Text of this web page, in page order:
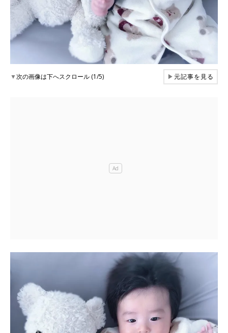
▼次の画像は下へスクロール (1/5) ▶元記事を見る